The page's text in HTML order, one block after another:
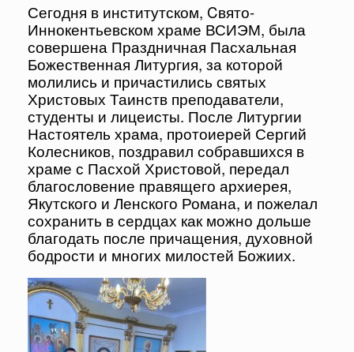
Сегодня в институтском, Cвято-
Иннокентьевском храме ВСИЭМ, была
совершена Праздничная Пасхальная
Божественная Литургия, за которой
молились и причастились святых
Христовых Таинств преподаватели,
студенты и лицеисты. После Литургии
Настоятель храма, протоиерей Сергий
Колесников, поздравил собравшихся в
храме с Пасхой Христовой, передал
благословение правящего архиерея,
Якутского и Ленского Романа, и пожелал
сохранить в сердцах как можно дольше
благодать после причащения, духовной
бодрости и многих милостей Божиих.